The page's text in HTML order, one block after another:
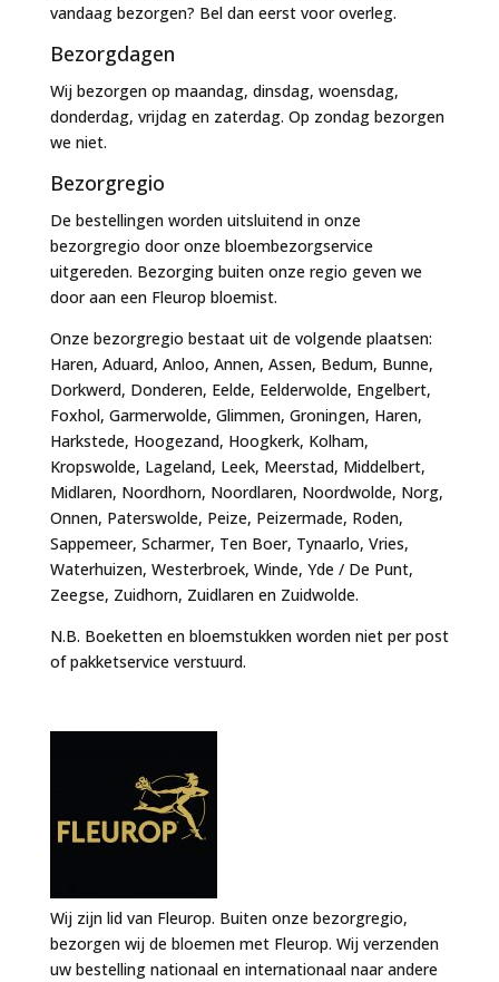
vandaag bezorgen? Bel dan eerst voor overleg.
Bezorgdagen
Wij bezorgen op maandag, dinsdag, woensdag,
donderdag, vrijdag en zaterdag. Op zondag bezorgen
we niet.
Bezorgregio
De bestellingen worden uitsluitend in onze
bezorgregio door onze bloembezorgservice
uitgereden. Bezorging buiten onze regio geven we
door aan een Fleurop bloemist.
Onze bezorgregio bestaat uit de volgende plaatsen:
Haren, Aduard, Anloo, Annen, Assen, Bedum, Bunne,
Dorkwerd, Donderen, Eelde, Eelderwolde, Engelbert,
Foxhol, Garmerwolde, Glimmen, Groningen, Haren,
Harkstede, Hoogezand, Hoogkerk, Kolham,
Kropswolde, Lageland, Leek, Meerstad, Middelbert,
Midlaren, Noordhorn, Noordlaren, Noordwolde, Norg,
Onnen, Paterswolde, Peize, Peizermade, Roden,
Sappemeer, Scharmer, Ten Boer, Tynaarlo, Vries,
Waterhuizen, Westerbroek, Winde, Yde / De Punt,
Zeegse, Zuidhorn, Zuidlaren en Zuidwolde.
N.B. Boeketten en bloemstukken worden niet per post
of pakketservice verstuurd.
Wij zijn lid van Fleurop. Buiten onze bezorgregio,
bezorgen wij de bloemen met Fleurop. Wij verzenden
uw bestelling nationaal en internationaal naar andere